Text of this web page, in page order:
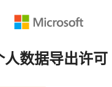
人数据导出许可